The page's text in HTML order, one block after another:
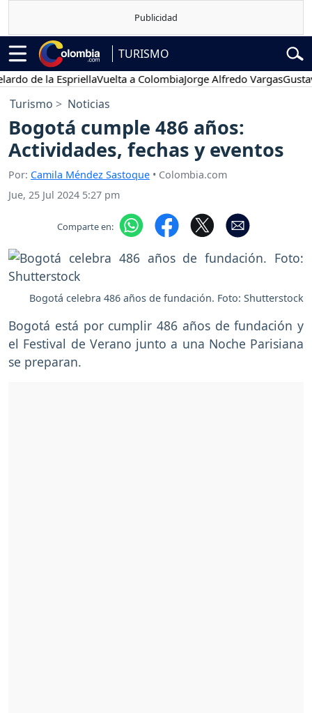
TURISMO
de la EspriellaVuelta a ColombiaJorge Alfredo VargasGustavo
Turismo Noticias
Bogotá cumple 486 años:
Actividades, fechas y eventos
Por: Camila Méndez Sastoque • Colombia.com
Jue, 25 Jul 2024 5:27 pm
Comparte en:
Bogotá celebra 486 años de fundación. Foto: Shutterstock
Bogotá está por cumplir 486 años de fundación y
el Festival de Verano junto a una Noche Parisiana
se preparan.